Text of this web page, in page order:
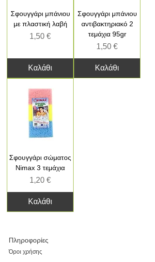
Σφουγγάρι μπάνιου
με πλαστική λαβή
Τιμή
1,50 €
Καλάθι
Σφουγγάρι μπάνιου
αντιβακτηριακό 2
τεμάχια 95gr
Τιμή
1,50 €
Καλάθι
Σφουγγάρι σώματος
Nimax 3 τεμάχια
Τιμή
1,20 €
Καλάθι
Πληροφορίες
Όροι χρήσης